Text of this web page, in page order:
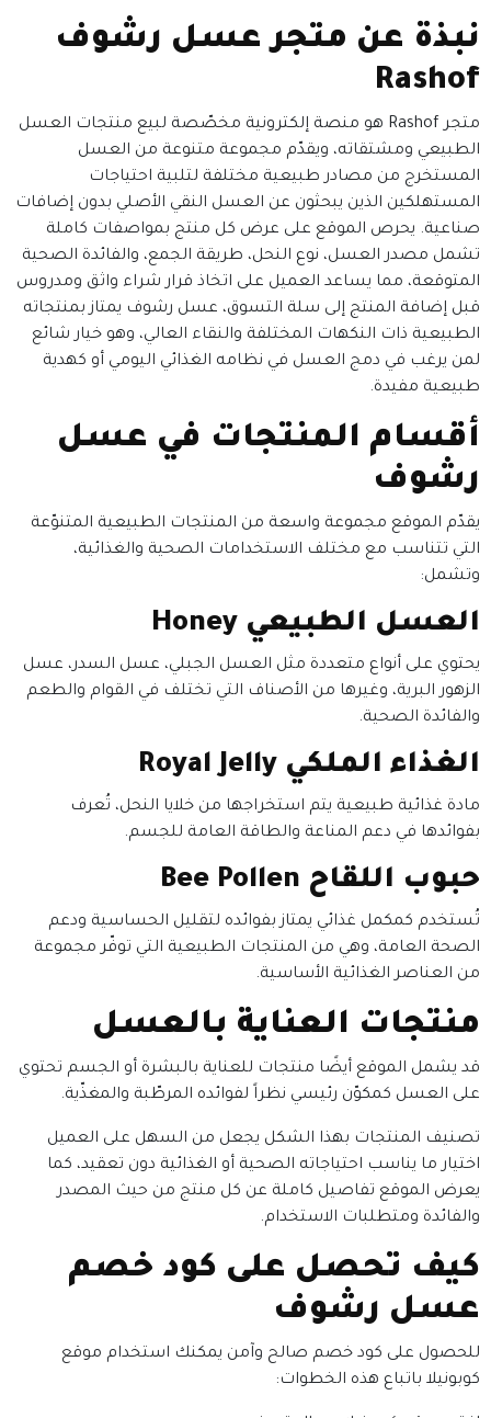
نبذة عن متجر عسل رشوف
Rashof
متجر Rashof هو منصة إلكترونية مخصّصة لبيع منتجات العسل
الطبيعي ومشتقاته، ويقدّم مجموعة متنوعة من العسل
المستخرج من مصادر طبيعية مختلفة لتلبية احتياجات
المستهلكين الذين يبحثون عن العسل النقي الأصلي بدون إضافات
صناعية. يحرص الموقع على عرض كل منتج بمواصفات كاملة
تشمل مصدر العسل، نوع النحل، طريقة الجمع، والفائدة الصحية
المتوقعة، مما يساعد العميل على اتخاذ قرار شراء واثق ومدروس
قبل إضافة المنتج إلى سلة التسوق، عسل رشوف يمتاز بمنتجاته
الطبيعية ذات النكهات المختلفة والنقاء العالي، وهو خيار شائع
لمن يرغب في دمج العسل في نظامه الغذائي اليومي أو كهدية
طبيعية مفيدة.
أقسام المنتجات في عسل
رشوف
يقدّم الموقع مجموعة واسعة من المنتجات الطبيعية المتنوّعة
التي تتناسب مع مختلف الاستخدامات الصحية والغذائية،
وتشمل:
العسل الطبيعي Honey
يحتوي على أنواع متعددة مثل العسل الجبلي، عسل السدر، عسل
الزهور البرية، وغيرها من الأصناف التي تختلف في القوام والطعم
والفائدة الصحية.
الغذاء الملكي Royal Jelly
مادة غذائية طبيعية يتم استخراجها من خلايا النحل، تُعرف
بفوائدها في دعم المناعة والطاقة العامة للجسم.
حبوب اللقاح Bee Pollen
تُستخدم كمكمل غذائي يمتاز بفوائده لتقليل الحساسية ودعم
الصحة العامة، وهي من المنتجات الطبيعية التي توفّر مجموعة
من العناصر الغذائية الأساسية.
منتجات العناية بالعسل
قد يشمل الموقع أيضًا منتجات للعناية بالبشرة أو الجسم تحتوي
على العسل كمكوّن رئيسي نظراً لفوائده المرطّبة والمغذّية.
تصنيف المنتجات بهذا الشكل يجعل من السهل على العميل
اختيار ما يناسب احتياجاته الصحية أو الغذائية دون تعقيد، كما
يعرض الموقع تفاصيل كاملة عن كل منتج من حيث المصدر
والفائدة ومتطلبات الاستخدام.
كيف تحصل على كود خصم
عسل رشوف
للحصول على كود خصم صالح وآمن يمكنك استخدام موقع
كوبونيلا باتباع هذه الخطوات: